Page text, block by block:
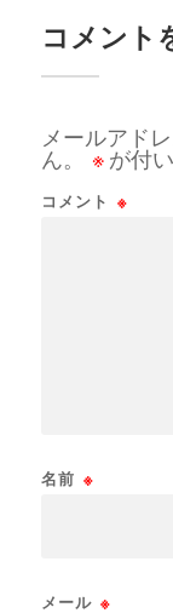
コメント
メールアド
ん。
※ が付
コメント ※
名前 ※
メール ※